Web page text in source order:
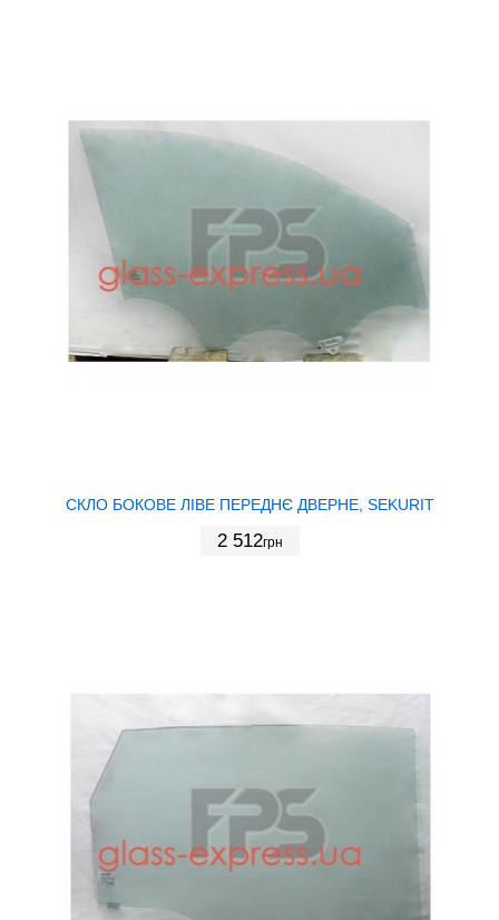
СКЛО БОКОВЕ ЛІВЕ ПЕРЕДНЄ ДВЕРНЕ, SEKURIT
2 512грн